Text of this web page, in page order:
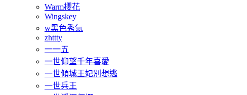
Warm櫻花
Wingskey
w黑色秀氣
zhttty
一一五
一世仰望千年喜愛
一世傾城王妃別想逃
一世兵王